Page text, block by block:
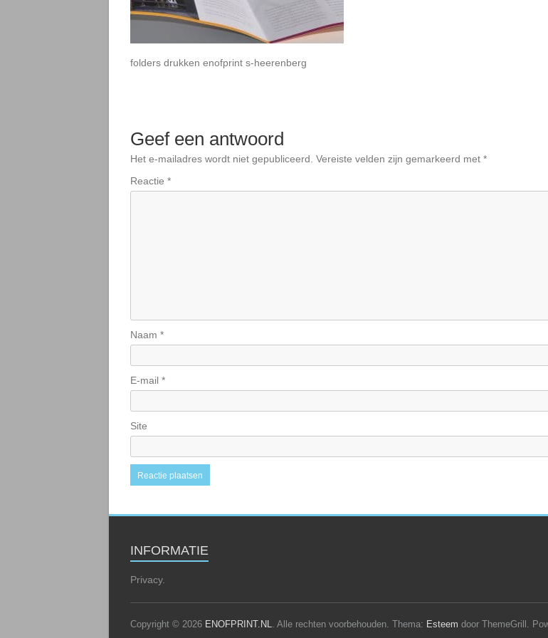
folders drukken enofprint s-heerenberg
Geef een antwoord
Het e-mailadres wordt niet gepubliceerd. Vereiste velden zijn gemarkeerd met *
Reactie *
Naam *
E-mail *
Site
INFORMATIE
Privacy.
Copyright © 2026 ENOFPRINT.NL. Alle rechten voorbehouden. Thema: Esteem door ThemeGrill.